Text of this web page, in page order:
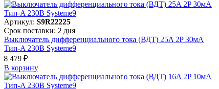
Артикул: S9R22225
Срок поставки: 2 дня
Выключатель дифференциального тока (ВДТ) 25A 2P 30мА
Тип-A 230В Systeme9
8 479 ₽
В корзинy